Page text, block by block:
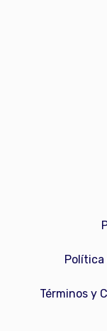
Política
Términos y